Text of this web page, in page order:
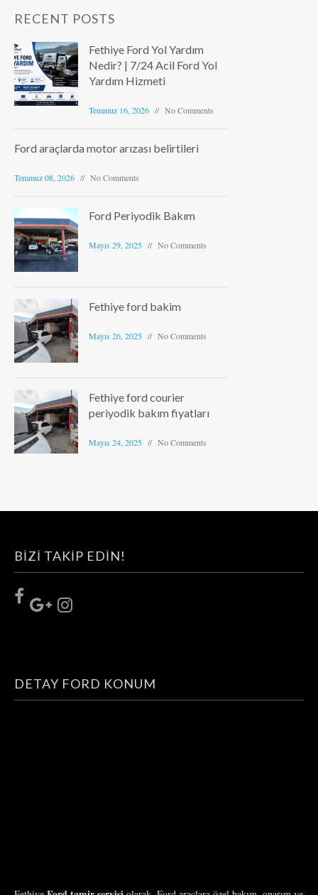
RECENT POSTS
Fethiye Ford Yol Yardım
Nedir? | 7/24 Acil Ford Yol
Yardım Hizmeti
Temmuz 16, 2026 No Comments
Ford araçlarda motor arızası belirtileri
Temmuz 08, 2026 No Comments
Ford Periyodik Bakım
Mayıs 29, 2025 No Comments
Fethiye ford bakim
Mayıs 26, 2025 No Comments
Fethiye ford courier
periyodik bakım fiyatları
Mayıs 24, 2025 No Comments
BIZI TAKIP EDIN!
DETAY FORD KONUM